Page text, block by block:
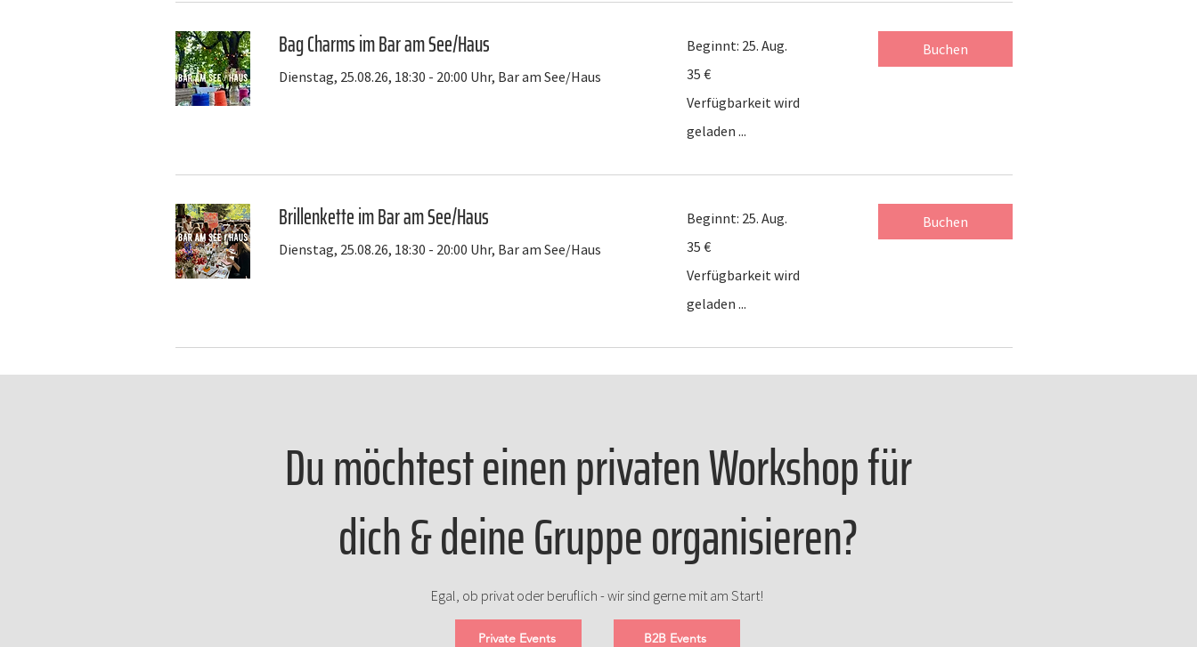
Bag Charms im Bar am See/Haus
Dienstag, 25.08.26, 18:30 - 20:00 Uhr, Bar am See/Haus
Beginnt: 25. Aug.
Euro
35 €
Verfügbarkeit wird
geladen ...
Buchen
Brillenkette im Bar am See/Haus
Dienstag, 25.08.26, 18:30 - 20:00 Uhr, Bar am See/Haus
Beginnt: 25. Aug.
Euro
35 €
Verfügbarkeit wird
geladen ...
Buchen
Du möchtest einen privaten Workshop für
dich & deine Gruppe organisieren?
Egal, ob privat oder beruflich - wir sind gerne mit am Start!
Private Events B2B Events